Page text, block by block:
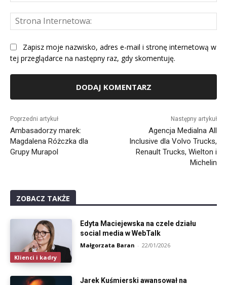
Zapisz moje nazwisko, adres e-mail i stronę internetową w
tej przeglądarce na następny raz, gdy skomentuję.
Poprzedni artykuł
Ambasadorzy marek:
Magdalena Różczka dla
Grupy Murapol
Następny artykuł
Agencja Medialna All
Inclusive dla Volvo Trucks,
Renault Trucks, Wielton i
Michelin
ZOBACZ TAKŻE
Klienci i kadry
Edyta Maciejewska na czele działu
social media w WebTalk
Małgorzata Baran - 22/01/2026
Jarek Kuśmierski awansował na